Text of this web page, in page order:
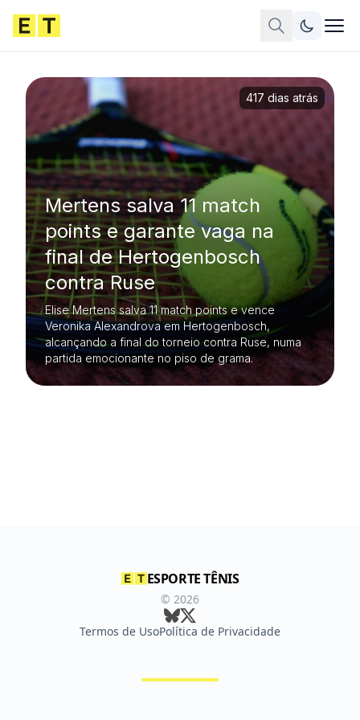
Mertens salva 11 match
points e garante vaga na
final de Hertogenbosch
contra Ruse
Elise Mertens salva 11 match points e vence
Veronika Alexandrova em Hertogenbosch,
alcançando a final do torneio contra Ruse, numa
partida emocionante no piso de grama.
417 dias atrás
ESPORTE TÊNIS
© 2026
Termos de UsoPolítica de Privacidade